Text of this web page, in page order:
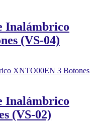
Inalámbrico
(VS-04)
Inalámbrico
(VS-02)